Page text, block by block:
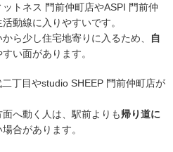
トネス 門前仲町店やASPI 門前仲
動線に入りやすいです。
ら少し住宅地寄りに入るため、
自
い面があります。
丁目やstudio SHEEP 門前仲町店が
へ動く人は、駅前よりも帰り道に
合があります。